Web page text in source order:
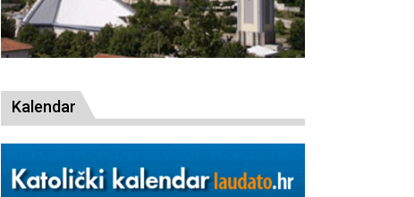
Kalendar